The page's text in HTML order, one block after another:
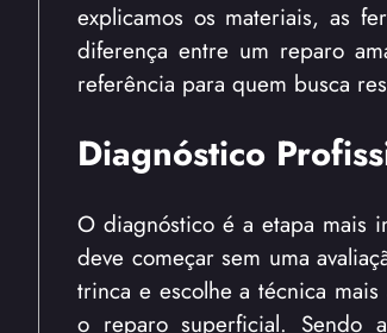
explicamos os materiais, as
diferença entre um reparo
referência para quem busca
Diagnóstico
O diagnóstico é a etapa mais
deve começar sem uma
trinca e escolhe a técnica
o reparo superficial. Sendo